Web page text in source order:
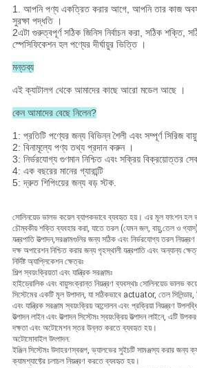
1. আপনি পণ্য একত্রিত করার আগে, আপনি তার কাজ
সুরক্ষা পদ্ধতি ।
2এটা গুরুত্বপূর্ণ সঠিক জিনিস নির্বাচন করা, সঠিক শক্তি,
স্পেসিফিকেশন হল পণ্যের দীর্ঘায়ুর ভিত্তি ।
মন্তব্য
এই ক্যাটালগ থেকে আমাদের কাছে আরো মডেল আছে ।
কেন আমাদের বেছে নিলেন?
1: প্রতিটি পণ্যের জন্য বিভিন্ন শৈলী এবং সম্পূর্ণ সিরিজ
2: বিনামূল্যে পণ্য তথ্য প্রদান করুন ।
3: নির্ভরযোগ্য গুণমান নিশ্চিত এবং সক্রিয় বিক্রয়োত্তর
4: এক বছরের মানের গ্যারান্টি
5: দ্রুত শিপিংয়ের জন্য বড় স্টক.
সোলিনয়েড ভালভ কয়েল ব্যাপকভাবে ব্যবহৃত হয়। এর মূল ফাংশন হল
চৌম্বকীয় শক্তি ব্যবহার করা, যাতে তরল (যেমন জল, বায়ু,তেল ও
যন্ত্রপাতি উত্পাদন,সরঞ্জামগুলির জন্য সঠিক এবং নির্ভরযোগ্য তরল
দক্ষ অপারেশন নিশ্চিত করার জন্য গৃহস্থালী যন্ত্রপাতি এবং অন্যান্য
নির্দিষ্ট অ্যাপ্লিকেশন ক্ষেত্রঃ
শিল্প স্বয়ংক্রিয়তা এবং যান্ত্রিক সরঞ্জামঃ
হাইড্রোলিক এবং বায়ুসংক্রান্ত নিয়ন্ত্রণ ব্যবস্থাঃ সোলিনয়েড ভালভ
সিস্টেমের একটি মূল উপাদান, যা সঠিকভাবে actuator, তেল
এবং যান্ত্রিক সরঞ্জাম স্বয়ংক্রিয় আন্দোলন এবং প্রক্রিয়া নিয়ন্ত্রণ
উত্পাদন লাইন এবং উত্পাদন সিস্টেমঃ স্বয়ংক্রিয় উত্পাদন লাইনে, এটি
দক্ষতা এবং অটোমেশন স্তর উন্নত করতে ব্যবহৃত হয়।
অটোমোবাইল উৎপাদন:
ইঞ্জিন সিস্টেমঃ উদাহরণস্বরূপ, ভ্যালভের সুইচটি সামঞ্জস্য করার জন্য
ক্যামশ্যাফ্টের চলাচল নিয়ন্ত্রণ করতে ব্যবহৃত হয়।